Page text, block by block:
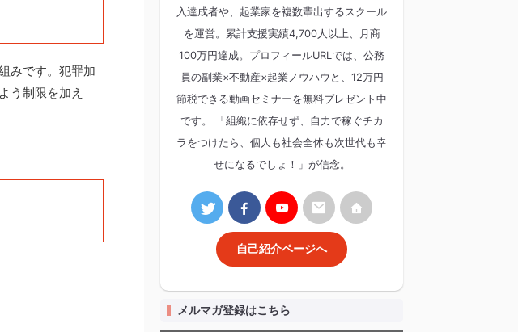
みです。犯罪加
う制限を加え
入達成者や、起業家を複数輩出するスクール
を運営。累計支援実績4,700人以上、月商
100万円達成。プロフィールURLでは、公務
員の副業×不動産×起業ノウハウと、12万円
節税できる動画セミナーを無料プレゼント中
です。 「組織に依存せず、自力で稼ぐチカ
ラをつけたら、個人も社会全体も次世代も幸
せになるでしょ！」が信念。
自己紹介ページへ
メルマガ登録はこちら